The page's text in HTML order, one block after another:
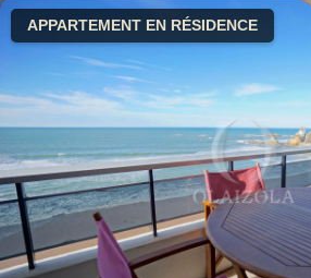
APPARTEMENT EN RÉSIDENCE